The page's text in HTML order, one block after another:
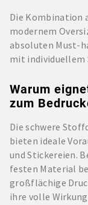
Die Kombination
modernem
absoluten Must-
mit individuellem
Warum
zum
Die schwere
bieten ideale
und Stickereien.
festen Material
großflächige
ihre volle